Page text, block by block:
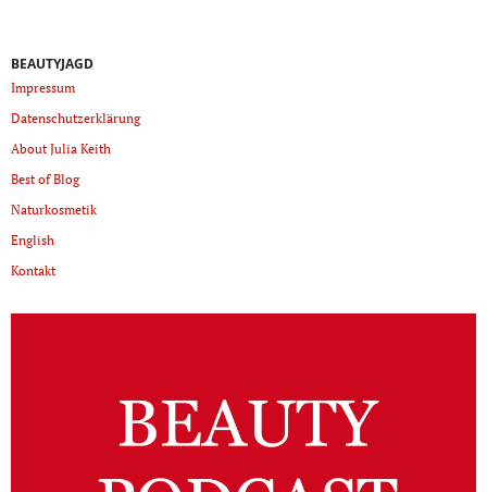
BEAUTYJAGD
Impressum
Datenschutzerklärung
About Julia Keith
Best of Blog
Naturkosmetik
English
Kontakt